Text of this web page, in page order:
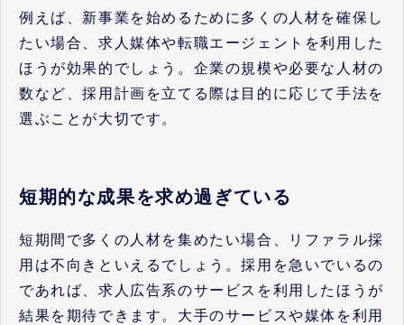
例えば、新事業を始めるために多くの人材を確保し
たい場合、求人媒体や転職エージェントを利用した
ほうが効果的でしょう。企業の規模や必要な人材の
数など、採用計画を立てる際は目的に応じて手法を
選ぶことが大切です。
短期的な成果を求め過ぎている
短期間で多くの人材を集めたい場合、リファラル採
用は不向きといえるでしょう。採用を急いでいるの
であれば、求人広告系のサービスを利用したほうが
結果を期待できます。大手のサービスや媒体を利用